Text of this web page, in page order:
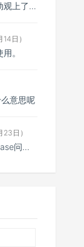
系统代理按键打开了没过几秒又自动观上了，导致一直打开不了，是什么问题呢？感谢大佬，请帮帮忙！谢谢！
日）
。
意思呢
日）
我没遇到此问题，要不你到官方开case问问看？